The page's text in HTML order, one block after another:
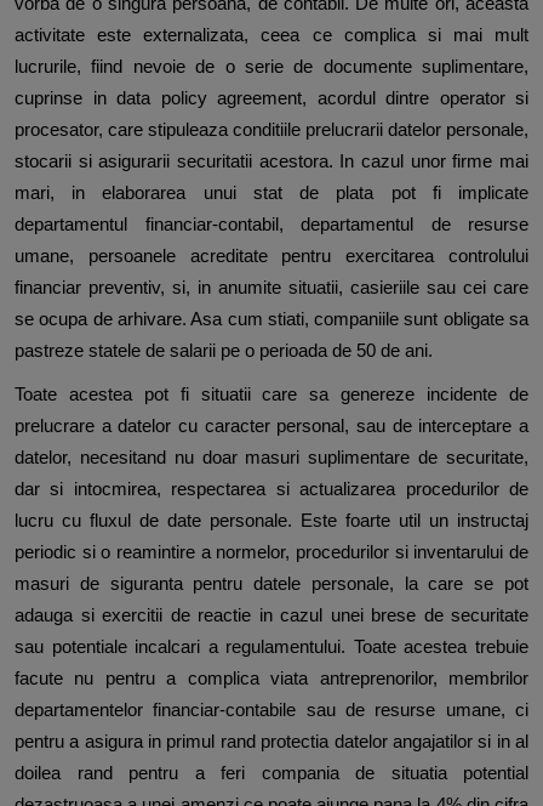
vorba de o singura persoana, de contabil. De multe ori, aceasta
activitate este externalizata, ceea ce complica si mai mult
lucrurile, fiind nevoie de o serie de documente suplimentare,
cuprinse in data policy agreement, acordul dintre operator si
procesator, care stipuleaza conditiile prelucrarii datelor personale,
stocarii si asigurarii securitatii acestora. In cazul unor firme mai
mari, in elaborarea unui stat de plata pot fi implicate
departamentul financiar-contabil, departamentul de resurse
umane, persoanele acreditate pentru exercitarea controlului
financiar preventiv, si, in anumite situatii, casieriile sau cei care
se ocupa de arhivare. Asa cum stiati, companiile sunt obligate sa
pastreze statele de salarii pe o perioada de 50 de ani.
Toate acestea pot fi situatii care sa genereze incidente de
prelucrare a datelor cu caracter personal, sau de interceptare a
datelor, necesitand nu doar masuri suplimentare de securitate,
dar si intocmirea, respectarea si actualizarea procedurilor de
lucru cu fluxul de date personale. Este foarte util un instructaj
periodic si o reamintire a normelor, procedurilor si inventarului de
masuri de siguranta pentru datele personale, la care se pot
adauga si exercitii de reactie in cazul unei brese de securitate
sau potentiale incalcari a regulamentului. Toate acestea trebuie
facute nu pentru a complica viata antreprenorilor, membrilor
departamentelor financiar-contabile sau de resurse umane, ci
pentru a asigura in primul rand protectia datelor angajatilor si in al
doilea rand pentru a feri compania de situatia potential